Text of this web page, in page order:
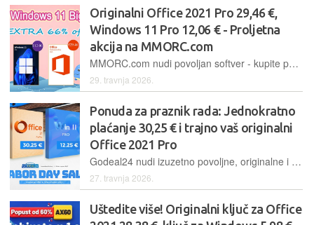
Originalni Office 2021 Pro 29,46 €,
Windows 11 Pro 12,06 € - Proljetna
akcija na MMORC.com
MMORC.com nudi povoljan softver - kupite paket koji uključuje Office 2021 Pro i Windows 11 Pro za samo 36,44 € i opremite računalo novim trajno aktiviranim originalnim softverom
29. travnja 2026.
Ponuda za praznik rada: Jednokratno
plaćanje 30,25 € i trajno vaš originalni
Office 2021 Pro
Godeal24 nudi izuzetno povoljne, originalne i trajno aktivirane Windows i Office softverske pakete. Windows 11 Pro samo 13,55 €, Office 2021 Pro Plus samo 31,55 €, Office 2021 Home and Business za Mac 48,99 €
27. travnja 2026.
Uštedite više! Originalni ključ za Office